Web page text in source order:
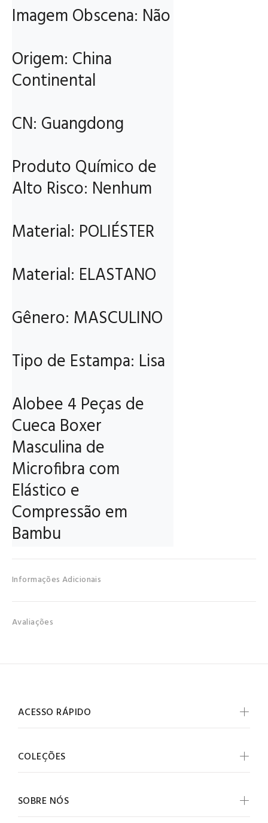
Imagem Obscena: Não
Origem: China
Continental
CN: Guangdong
Produto Químico de
Alto Risco: Nenhum
Material: POLIÉSTER
Material: ELASTANO
Gênero: MASCULINO
Tipo de Estampa: Lisa
Alobee 4 Peças de
Cueca Boxer
Masculina de
Microfibra com
Elástico e
Compressão em
Bambu
Informações Adicionais
Avaliações
ACESSO RÁPIDO
COLEÇÕES
SOBRE NÓS